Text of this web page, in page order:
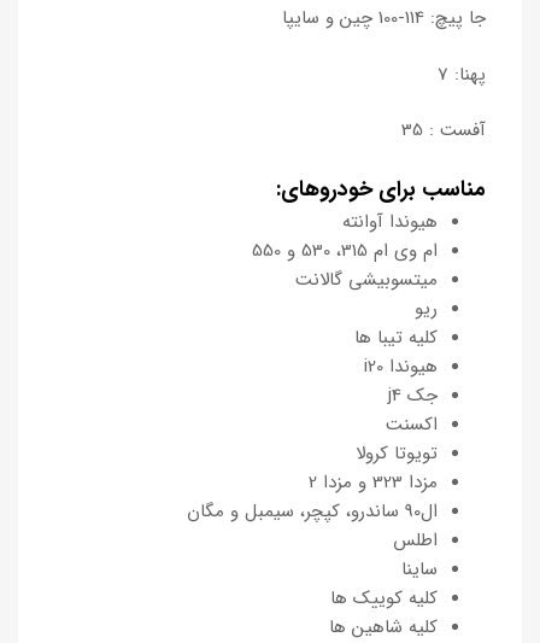
جا پیچ: 114-100 چین و سایپا
پهنا: 7
آفست : 35
مناسب برای خودروهای:
هیوندا آوانته
ام وی ام 315، 530 و 550
میتسوبیشی گالانت
ریو
کلیه تیبا ها
هیوندا i20
جک j4
اکسنت
تویوتا کرولا
مزدا 323 و مزدا 2
ال90 ساندرو، کپچر، سیمبل و مگان
اطلس
ساینا
کلیه کوییک ها
کلیه شاهین ها